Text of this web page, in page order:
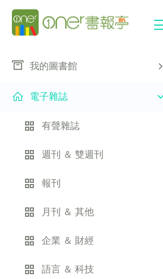
我的圖書館
電子雜誌
有聲雜誌
週刊 ＆ 雙週刊
報刊
月刊 ＆ 其他
企業 ＆ 財經
語言 ＆ 科技